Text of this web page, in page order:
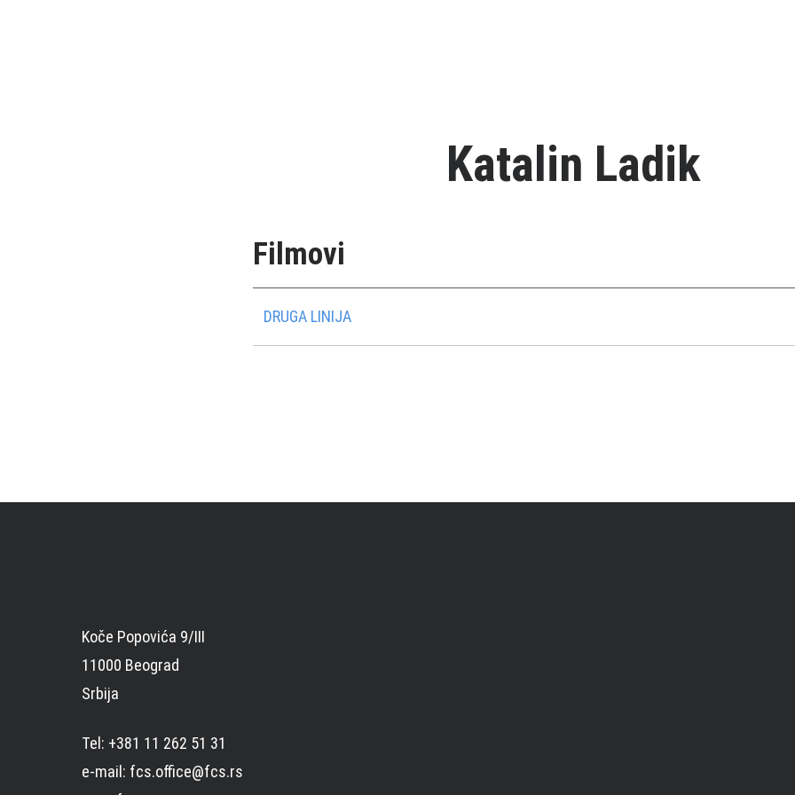
Katalin Ladik
Filmovi
DRUGA LINIJA
Koče Popovića 9/III
11000 Beograd
Srbija
Tel: +381 11 262 51 31
e-mail: fcs.office@fcs.rs